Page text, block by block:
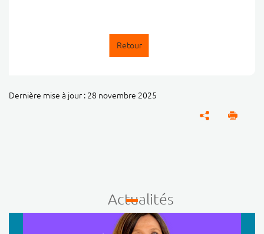
Retour
Dernière mise à jour : 28 novembre 2025
Actualités